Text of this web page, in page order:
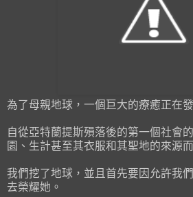
為了母親地球，一個巨大的療癒正在發
自從亞特蘭提斯殞落後的第一個社會
園、生計甚至其衣服和其聖地的來源
我們挖了地球，並且首先要因允許我
去榮耀她。